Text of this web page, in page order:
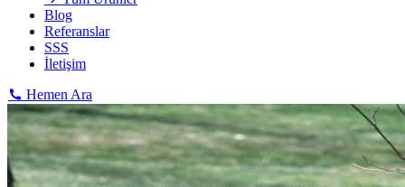
Blog
Referanslar
SSS
İletişim
Hemen Ara